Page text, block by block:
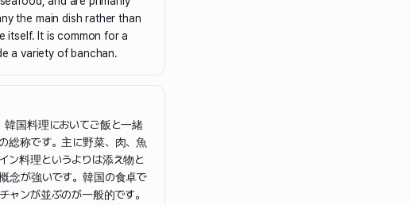
the main dish rather than
itself. It is common for a
a variety of banchan.
韓国料理においてご飯と一緒
総称です。主に野菜、肉、魚
ン料理というよりは添え物と
念が強いです。韓国の食卓で
ャンが並ぶのが一般的です。